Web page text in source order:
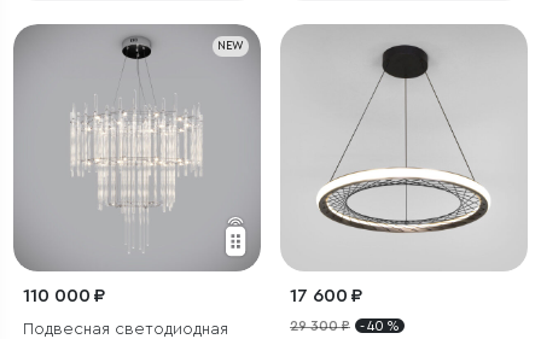
NEW
110 000 ₽
Подвесная светодиодная
17 600 ₽
29 300 ₽ - 40 %